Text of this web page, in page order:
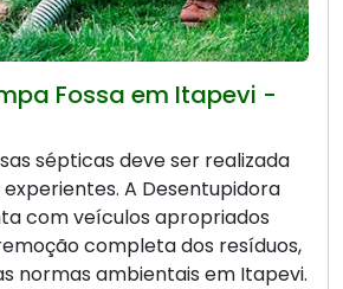
Fossa em Itapevi -
sépticas deve ser realizada
A Desentupidora
com veículos apropriados
completa dos resíduos,
normas ambientais em Itapevi.